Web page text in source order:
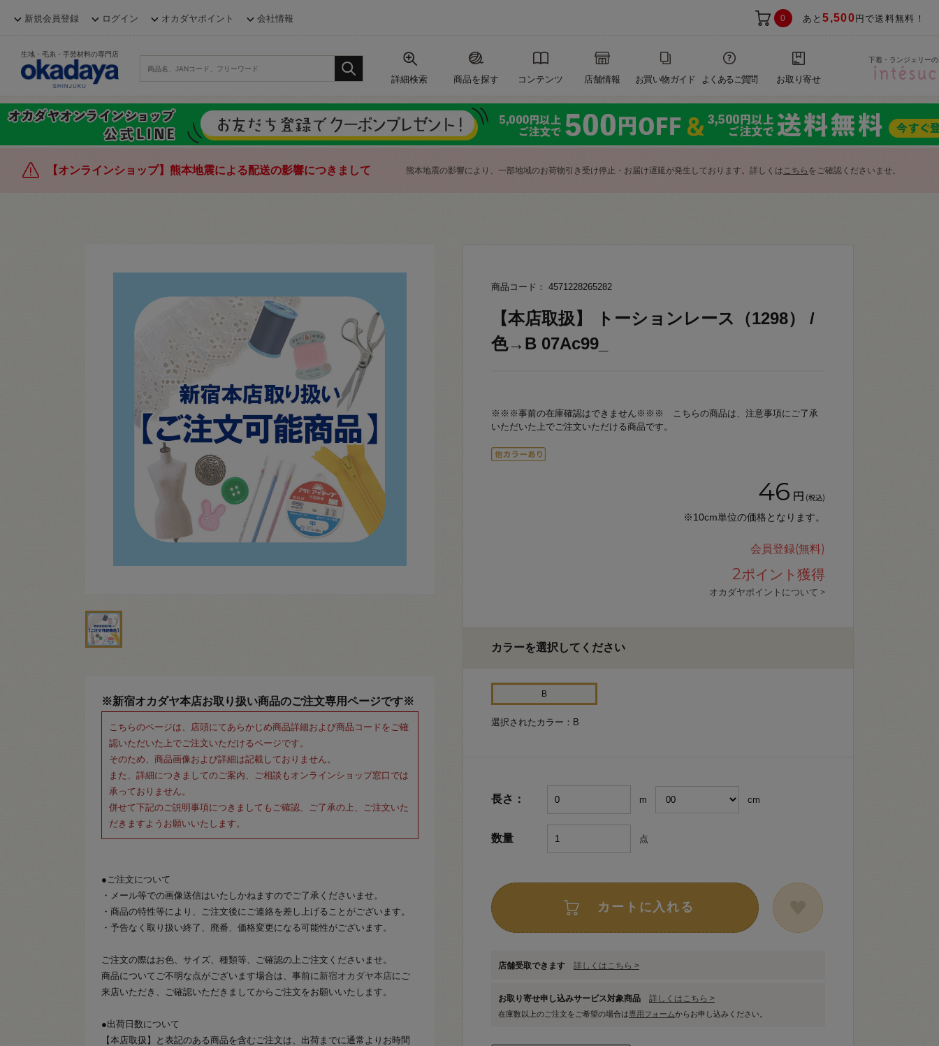
新規会員登録 ログイン オカダヤポイント 会社情報 0 あと5,500 円で送料無料！
生地・毛糸・手芸材料の専門店
詳細検索 商品を探す コンテンツ 店舗情報 お買い物ガイド よくあるご質問 お取り寄せ
下着・ランジェリー
【オンラインショップ】熊本地震による配送の影響につきまして 熊本地震の影響により、一部地域のお荷物引き受け停止・お届け遅延が発生しております。詳しくはこちら をご確認くださいませ。
※新宿オカダヤ本店お取り扱い商品のご注文専用ページです※
こちらのページは、店頭にてあらかじめ商品詳細および商品コードをご確
認いただいた上でご注文いただけるページです。
そのため、商品画像および詳細は記載しておりません。
また、詳細につきましてのご案内、ご相談もオンラインショップ窓口では
承っておりません。
併せて下記のご説明事項につきましてもご確認、ご了承の上、ご注文いた
だきますようお願いいたします。
●ご注文について
・メール等での画像送信はいたしかねますのでご了承くださいませ。
・商品の特性等により、ご注文後にご連絡を差し上げることがございます。
・予告なく取り扱い終了、廃番、価格変更になる可能性がございます。
ご注文の際はお色、サイズ、種類等、ご確認の上ご注文くださいませ。
商品についてご不明な点がございます場合は、事前に 新宿オカダヤ本店にご
来店いただき、ご確認いただきましてからご注文をお願いいたします。
●出荷日数について
【本店取扱】と表記のある商品を含むご注文は、出荷までに通常よりお時間
商品コード： 4571228265282
【本店取扱】 トーションレース（1298） /
色→B 07Ac99_
※※※事前の在庫確認はできません※※※ こちらの商品は、注意事項にご了承
いただいた上でご注文いただける商品です。
46 円 (税込)
※10cm単位の価格となります。
会員登録(無料)
2ポイント獲得
オカダヤポイントについて >
カラーを選択してください
B
選択されたカラー：B
長さ： m cm
数量 点
カートに入れる
店舗受取できます 詳しくはこちら >
お取り寄せ申し込みサービス対象商品 詳しくはこちら >
在庫数以上のご注文をご希望の場合は専用フォームからお申し込みください。